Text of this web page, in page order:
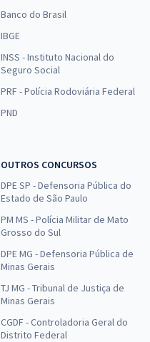
Banco do Brasil
IBGE
INSS - Instituto Nacional do
Seguro Social
PRF - Polícia Rodoviária Federal
PND
OUTROS CONCURSOS
DPE SP - Defensoria Pública do
Estado de São Paulo
PM MS - Polícia Militar de Mato
Grosso do Sul
DPE MG - Defensoria Pública de
Minas Gerais
TJ MG - Tribunal de Justiça de
Minas Gerais
CGDF - Controladoria Geral do
Distrito Federal